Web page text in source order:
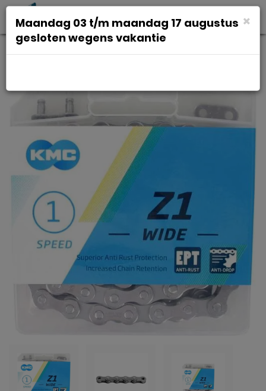
×
Maandag 03 t/m maandag 17 augustus
gesloten wegens vakantie